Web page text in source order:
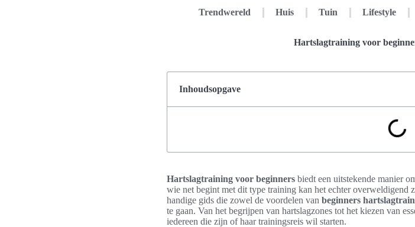
Trendwereld Huis Tuin Lifestyle
Hartslagtraining voor
Inhoudsopgave
Hartslagtraining voor beginners biedt een uitstekende manier
wie net begint met dit type training kan het echter overweldigend
handige gids die zowel de voordelen van beginners
te gaan. Van het begrijpen van hartslagzones tot het kiezen van
iedereen die zijn of haar trainingsreis wil starten.